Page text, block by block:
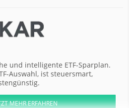
und intelligente ETF-Sparplan.
Auswahl, ist steuersmart,
MEHR ERFAHREN